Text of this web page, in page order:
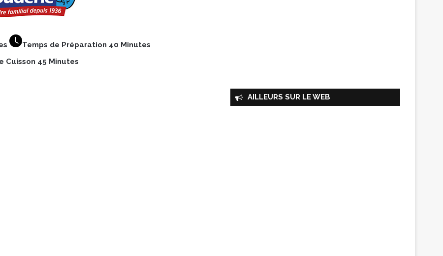
Temps de Préparation 40 Minutes
Cuisson 45 Minutes
AILLEURS SUR LE WEB